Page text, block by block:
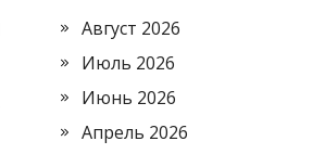
Август 2026
Июль 2026
Июнь 2026
Апрель 2026